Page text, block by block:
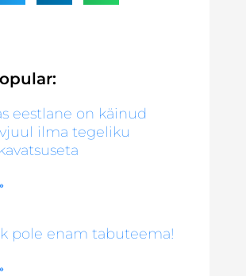
eestlane on käinud
ilma tegeliku
pole enam tabuteema!